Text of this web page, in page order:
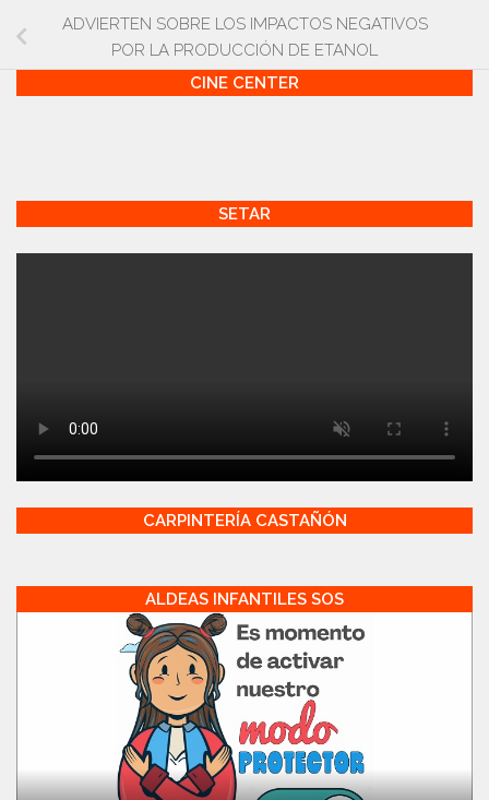
ADVIERTEN SOBRE LOS IMPACTOS NEGATIVOS
POR LA PRODUCCIÓN DE ETANOL
CINE CENTER
SETAR
CARPINTERÍA CASTAÑÓN
ALDEAS INFANTILES SOS